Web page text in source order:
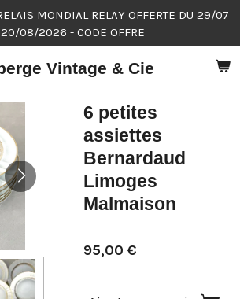
Vintage & Cie
MONDIAL RELAY OFFERTE DU 29/07
20/08/2026 - CODE OFFRE
6 petites
assiettes
Bernardaud
Limoges
Malmaison
95,00 €